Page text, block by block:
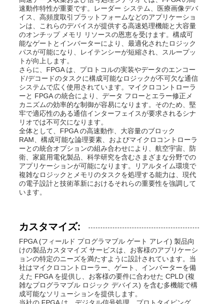
速動作特性が重要です。レーダー システム、医療画像デバ
イス、高頻度取引プラットフォームなどのアプリケーショ
ンは、これらのデバイスが提供する高速処理機能と大容量
のオンチップ メモリ リソースの恩恵を受けます。構成可
能なゲートとインバーターにより、最適化されたロジック
パスが可能になり、レイテンシーが短縮され、スループッ
トが向上します。
さらに、FPGA は、プロトコルの実装やデータのエンコー
ド/デコードのタスクに構成可能なロジックが不可欠な通信
システムで広く使用されています。マイクロコントローラ
ーと FPGA の統合により、データ フローとエラー修正メ
カニズムの効率的な制御が容易になります。そのため、堅
牢で適応性のある通信インターフェイスが要求されるシナ
リオでは不可欠になります。
全体として、FPGA の高速動作、大容量のブロック
RAM、構成可能な論理要素、およびマイクロコントローラ
ーとの統合オプションの組み合わせにより、航空宇宙、防
衛、家庭用電化製品、科学研究を含むさまざまな分野での
アプリケーションが可能になります。リアルタイム環境で
複雑なロジックとメモリのタスクを処理する能力は、現代
の電子設計と技術革新におけるそれらの重要性を強調して
います。
カスタマイズ:
FPGA (フィールド プログラマブル ゲート アレイ) 製品向
けの製品カスタマイズ サービスは、お客様のアプリケーシ
ョンの特定のニーズを満たすように設計されています。当
社はマイクロコントローラー、ゲート、インバーターを備
えた FPGA を提供し、お客様の要件に合わせた CPLD (複
雑なプログラマブル ロジック デバイス) を含む多機能で構
成可能なソリューションを提供します。
当社の FPGA は、デジタル信号処理、プロトタイピング、